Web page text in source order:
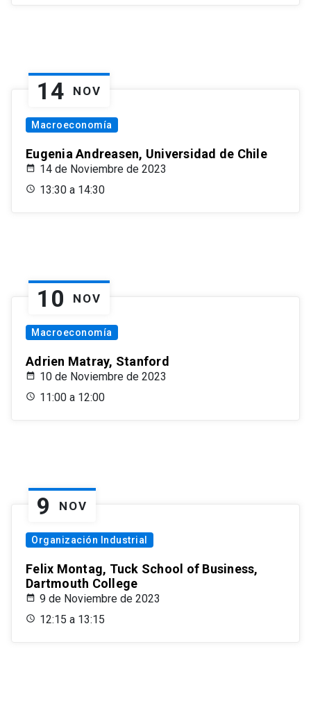
14 NOV
Macroeconomía
Eugenia Andreasen, Universidad de Chile
14 de Noviembre de 2023
13:30 a 14:30
10 NOV
Macroeconomía
Adrien Matray, Stanford
10 de Noviembre de 2023
11:00 a 12:00
9 NOV
Organización Industrial
Felix Montag, Tuck School of Business,
Dartmouth College
9 de Noviembre de 2023
12:15 a 13:15